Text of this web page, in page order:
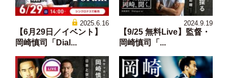
2025.6.16
【6月29日／イベント】
岡崎慎司「Dial...
2024.9.19
【9/25 無料Live】監督・
岡崎慎司「...